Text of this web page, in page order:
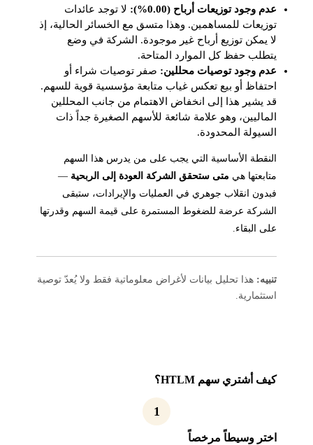
عدم وجود توزيعات أرباح (0.00%):
لا توجد عائدات
توزيعات للمساهمين. وهذا متسق مع الخسائر الحالية، إذ
لا يمكن توزيع أرباح غير موجودة. الشركة في وضع
يتطلب حفظ كل الموارد المتاحة.
عدم وجود توصيات محللين:صفر توصيات شراء أو
احتفاظ أو بيع تعكس غياب متابعة مؤسسية قوية للسهم.
قد يشير هذا إلى انخفاض الاهتمام من جانب المحللين
الماليين، وهو علامة شائعة للأسهم الصغيرة جداً ذات
السيولة المحدودة.
النقطة الأساسية التي يجب على من يدرس هذا السهم
متابعتها هي متى ستحقق الشركة العودة إلى الربحية—
فبدون انقلاب جوهري في العمليات والإيرادات، ستبقى
الشركة عرضة للضغوط المستمرة على قيمة السهم وقدرتها
على البقاء.
تنبيه:هذا تحليل بيانات لأغراض معلوماتية فقط ولا يُعدّ توصية
استثمارية.
كيف أشتري سهم HTLM؟
1
اختر وسيطاً مرخصاً